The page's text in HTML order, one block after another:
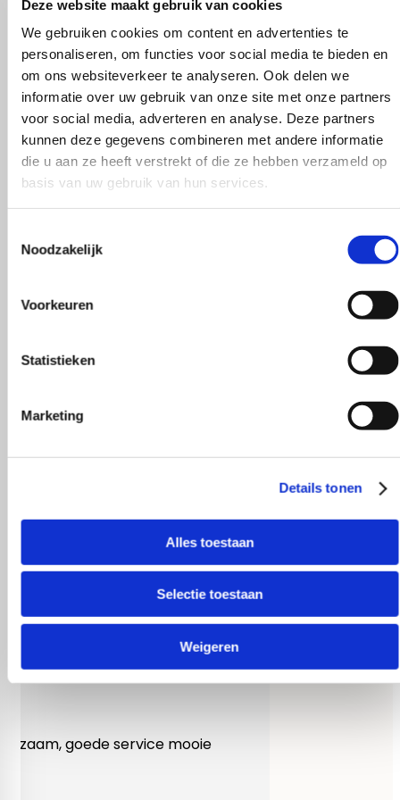
Deze website maakt gebruik van cookies
We gebruiken cookies om content en advertenties te
personaliseren, om functies voor social media te bieden en
om ons websiteverkeer te analyseren. Ook delen we
informatie over uw gebruik van onze site met onze partners
voor social media, adverteren en analyse. Deze partners
kunnen deze gegevens combineren met andere informatie
die u aan ze heeft verstrekt of die ze hebben verzameld op
basis van uw gebruik van hun services.
Noodzakelijk
Voorkeuren
Statistieken
Marketing
Details tonen
Alles toestaan
Selectie toestaan
Weigeren
is een aanrader! Supergoede en
en goed advies.
Vlotte
klopte heel blij
Rieneke, ze
gegeven een
R. van Buel
Heel behulpzaam, goede service mooie